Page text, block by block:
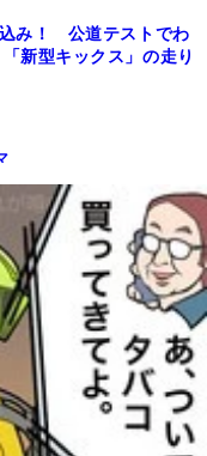
み！ 公道テストでわ
新型キックス」の走り